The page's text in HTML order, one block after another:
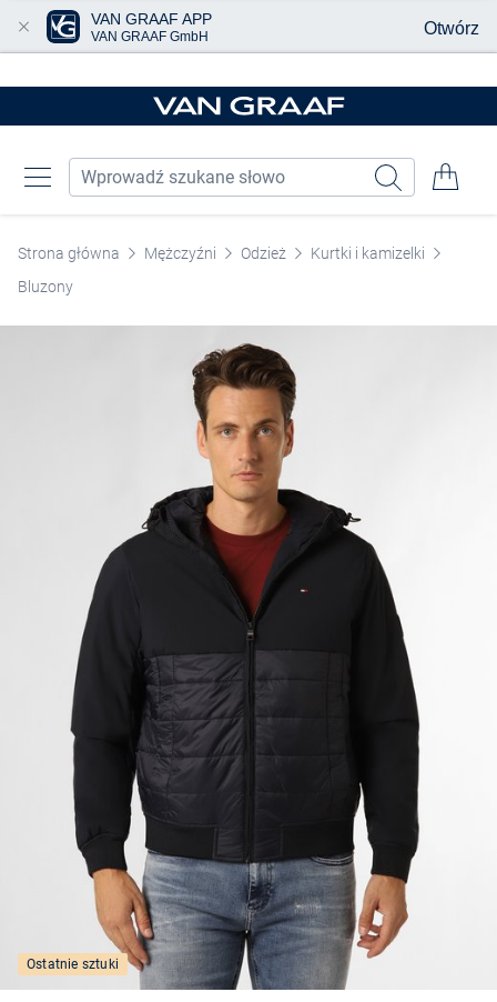
Strona główna Mężczyźni Odzież
Kurtki i kamizelki
Bluzony
Ostatnie sztuki
VAN GRAAF APP
VAN GRAAF GmbH Otwórz